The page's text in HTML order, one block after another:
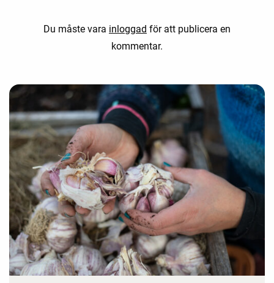
Du måste vara inloggad för att publicera en
kommentar.